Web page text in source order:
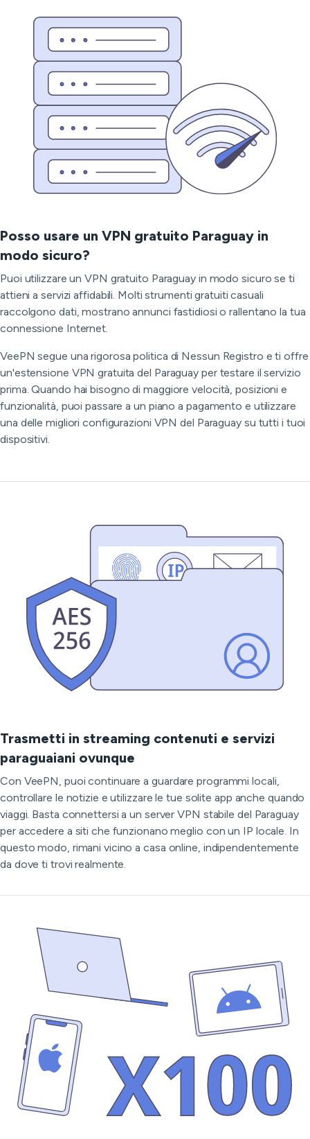
Posso usare un VPN gratuito Paraguay in
modo sicuro?
Puoi utilizzare un VPN gratuito Paraguay in modo sicuro se ti
attieni a servizi affidabili. Molti strumenti gratuiti casuali
raccolgono dati, mostrano annunci fastidiosi o rallentano la tua
connessione Internet.
VeePN segue una rigorosa politica di Nessun Registro e ti offre
un'estensione VPN gratuita del Paraguay per testare il servizio
prima. Quando hai bisogno di maggiore velocità, posizioni e
funzionalità, puoi passare a un piano a pagamento e utilizzare
una delle migliori configurazioni VPN del Paraguay su tutti i tuoi
dispositivi.
Trasmetti in streaming contenuti e servizi
paraguaiani ovunque
Con VeePN, puoi continuare a guardare programmi locali,
controllare le notizie e utilizzare le tue solite app anche quando
viaggi. Basta connettersi a un server VPN stabile del Paraguay
per accedere a siti che funzionano meglio con un IP locale. In
questo modo, rimani vicino a casa online, indipendentemente
da dove ti trovi realmente.